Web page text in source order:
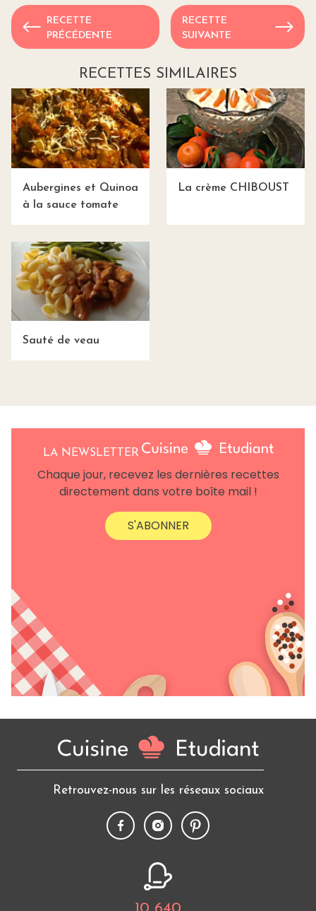
RECETTE
PRÉCÉDENTE
RECETTE
SUIVANTE
RECETTES SIMILAIRES
Aubergines et Quinoa
à la sauce tomate
La crème CHIBOUST
Sauté de veau
LA NEWSLETTER
Chaque jour, recevez les dernières recettes
directement dans votre boîte mail !
S'ABONNER
Retrouvez-nous sur les réseaux sociaux